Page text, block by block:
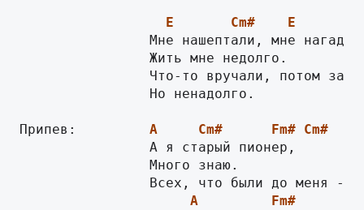
E Cm# E
Мне нашептали, мне
                Жить мне недолго.
Что-то вручали, потом
                Но ненадолго.
Припев: A Cm# Fm# Cm#
                А я старый пионер,
                Много знаю.
A
Fm#